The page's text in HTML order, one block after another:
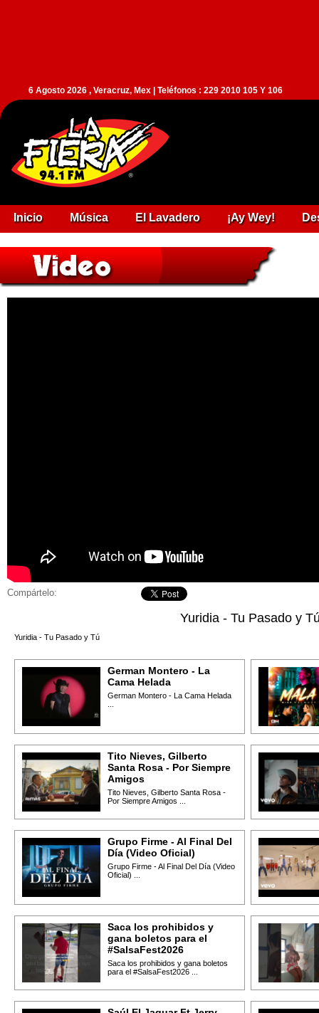
6 Agosto 2026 , Veracruz, Mex | Teléfonos : 229 2010 105 Y 106
Inicio Música El Lavadero ¡Ay Wey!
Compártelo:
Yuridia - Tu Pasado y
Yuridia - Tu Pasado y Tú
German Montero - La
Cama Helada
German Montero - La Cama Helada
Tito Nieves, Gilberto
Santa Rosa - Por Siempre
Amigos
Tito Nieves, Gilberto Santa Rosa -
Por Siempre Amigos ...
Grupo Firme - Al Final Del
Día (Video Oficial)
Grupo Firme - Al Final Del Día (Video
Oficial) ...
Saca los prohibidos y
gana boletos para el
#SalsaFest2026
Saca los prohibidos y gana boletos
para el #SalsaFest2026 ...